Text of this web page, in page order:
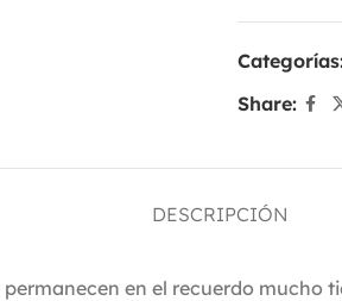
Share:
DESCRIPCIÓN
en el recuerdo mucho